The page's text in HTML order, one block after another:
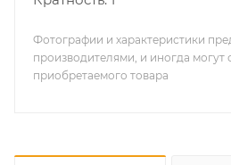
Фотографии и характеристики
производителями, и иногда могут
приобретаемого товара